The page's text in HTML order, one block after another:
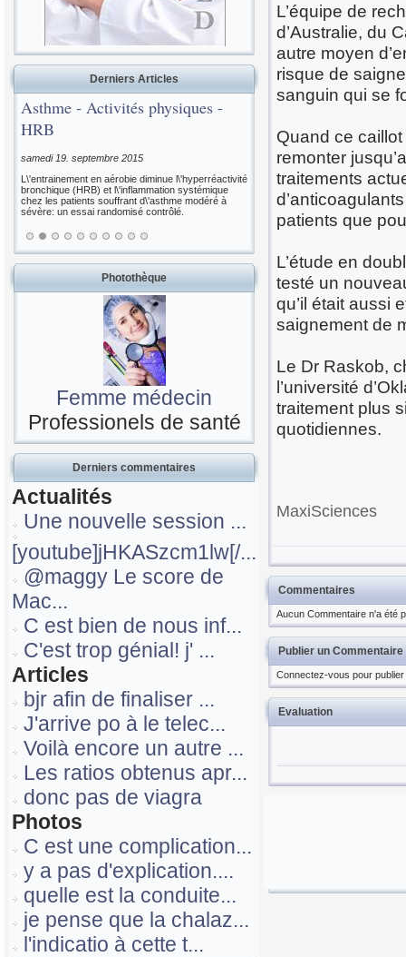
Derniers Articles
Asthme - Activités physiques -
HRB
samedi 19. septembre 2015
L\'entrainement en aérobie diminue l\'hyperréactivité
bronchique (HRB) et l\'inflammation systémique
chez les patients souffrant d\'asthme modéré à
sévère: un essai randomisé contrôlé.
Photothèque
Femme médecin
Professionels de santé
Derniers commentaires
Actualités
Une nouvelle session ...
[youtube]jHKASzcm1lw[/...
@maggy Le score de
Mac...
C est bien de nous inf...
C'est trop génial! j' ...
Articles
bjr afin de finaliser ...
J'arrive po à le telec...
Voilà encore un autre ...
Les ratios obtenus apr...
donc pas de viagra
Photos
C est une complication...
y a pas d'explication....
quelle est la conduite...
je pense que la chalaz...
l'indicatio à cette t...
L’équipe de
d’Australie, du
autre moyen
risque de
sanguin qui se
Quand ce
remonter
traitements
patients que
L’étude en
testé un
qu’il était aussi
saignement de
Le Dr Raskob,
l’université
traitement plus
quotidiennes.
MaxiSciences
Commentaires
Aucun Commentaire n'a été
Publier un Commentaire
Connectez-vous pour
Evaluation